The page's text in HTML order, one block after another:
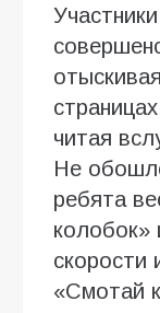
читая
Не
ребята
колобок»
скорости
«Смотай